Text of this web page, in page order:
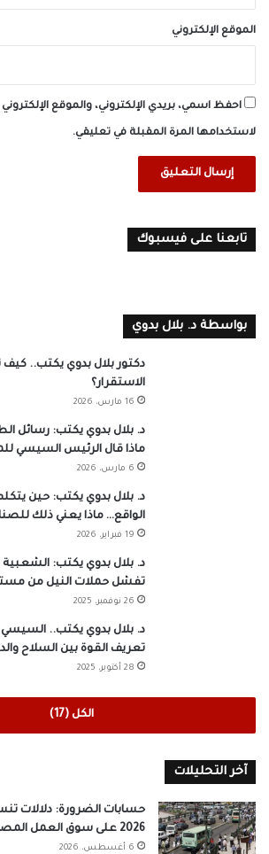
الموقع الإلكتروني
احفظ اسمي، بريدي الإلكتروني، والموقع
لاستخدامها المرة المقبلة في تعليقي.
تابعنا على فيسبوك
بواسطة د. بلال بدوي
دكتور بلال بدوي يكتب..
الاستقرار؟
16 مارس، 2026
د. بلال بدوي يكتب: رسائل
ماذا قال الرئيس السيسي
6 مارس، 2026
د. بلال بدوي يكتب: حين
الواقع… ماذا يعني ذلك
19 فبراير، 2026
د. بلال بدوي يكتب: الشعبية
تفشل حملات النيل من
26 نوفمبر، 2025
تعريف القوة بين السلاح
28 أكتوبر، 2025
الكل (17)
آخر التحليلات
حسابات الضرورة: دلالات
2026 على سوق العمل المصري
6 أغسطس، 2026